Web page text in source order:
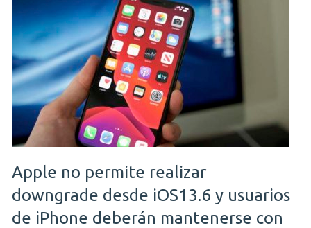
Apple no permite realizar
downgrade desde iOS13.6 y usuarios
de iPhone deberán mantenerse con